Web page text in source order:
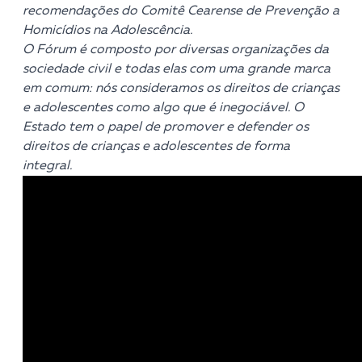
recomendações do Comitê Cearense de Prevenção a
Homicídios na Adolescência.
O Fórum é composto por diversas organizações da
sociedade civil e todas elas com uma grande marca
em comum: nós consideramos os direitos de crianças
e adolescentes como algo que é inegociável. O
Estado tem o papel de promover e defender os
direitos de crianças e adolescentes de forma
integral.